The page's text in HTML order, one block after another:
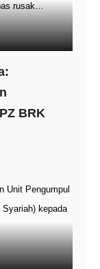
rusak…
BRK
Unit Pengumpul
kepada